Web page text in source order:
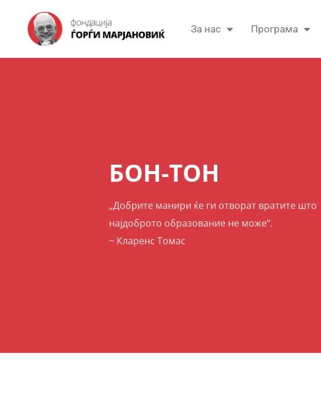
За нас Програма
БОН-ТОН
„Добрите манири ќе ги отворат вратите што
најдоброто образование не може“.
~ Кларенс Томас